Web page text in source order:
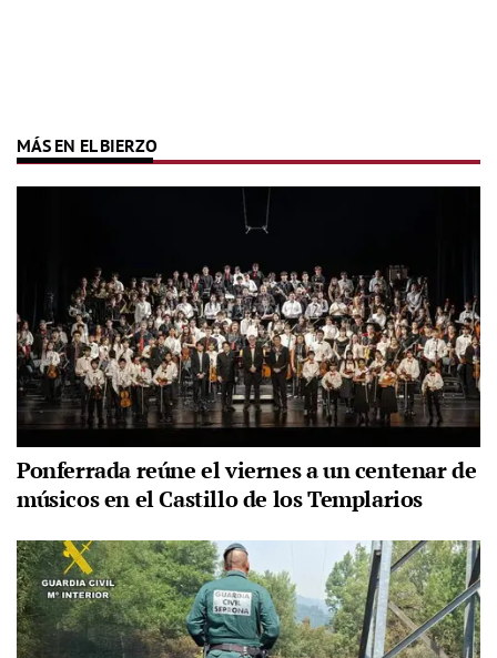
MÁS EN EL BIERZO
Ponferrada reúne el viernes a un centenar de
músicos en el Castillo de los Templarios